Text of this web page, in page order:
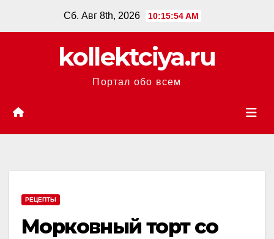
Сб. Авг 8th, 2026 10:15:55 AM
kollektciya.ru
Портал обо всем
РЕЦЕПТЫ
Морковный торт со